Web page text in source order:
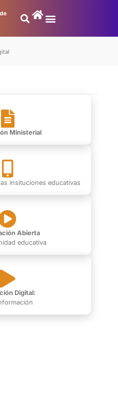
Ministerial
insituciones educativas
Abierta
educativa
Digital: